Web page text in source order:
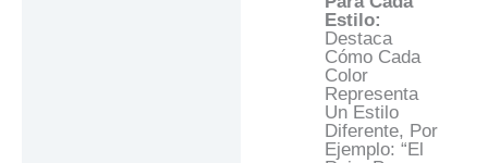
Estilo:
Destaca
Cómo Cada
Color
Representa
Un Estilo
Diferente, Por
Ejemplo: “El